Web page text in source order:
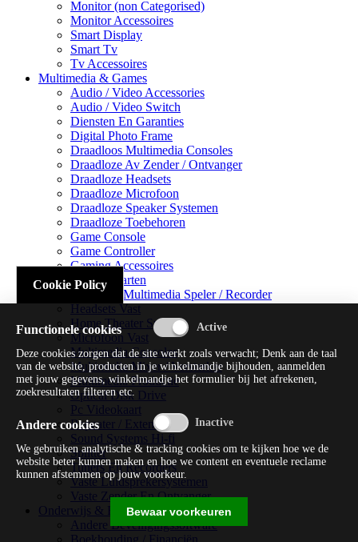
Monitor (non Categorised)
Monitor Accessoires
Smart Display
Smart Tv
Tv Accessoires
Multimedia & Games
Audio / Video Accessories
Audio / Video Switch
Diensten En Garanties
Digital Photo Frame
Draadloos Multimedia Consoles
Draadloze Av Zender / Ontvanger
Draadloze Headsets
Draadloze Microfoon
Draadloze Speaker Systemen
Draadloze Toebehoren
Game Console
Game Controller
Gaming Accessoires
Geluidskaarten
Handheld Multimedia Speler / Recorder
Headsets Vast
Home Theater Systems
Microfoon Vast
Multimedia Consoles
Multimedia Mixer / Versterker
Multimedia Productie
Optical Disk Drive
Pc Videokaart
Repeater / Extender
Sound Systems Hi-fi
Splitter
Tuners En Recorders
Vaste Luidsprekersystemen
Vaste Zender En Ontvanger
Onderwijs & Recreatie
Andere Beveiligingssoftware
Cookie Policy
Functionele cookies
Deze cookies zorgen dat de site werkt zoals verwacht; Denk aan de taal
van de website, producten in je winkelmandje bijhouden, aanmelden
met jouw gegevens, winkelmandje het formulier bij het afrekenen,
zoekresultaten filteren etc.
Andere cookies
We gebruiken analytische & tracking cookies om te kijken hoe we de
website beter kunnen maken en hoe we content en eventuele reclame
kunnen afstemmen op jouw voorkeur.
Bewaar voorkeuren